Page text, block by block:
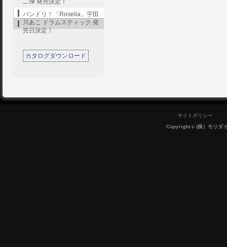
二弾 発売決定！
バンドリ！「Roselia」宇田
川あこ ドラムスティック 発
売日決定！
カタログダウンロード
サイトポリシー
Copyright c (株）モリダ